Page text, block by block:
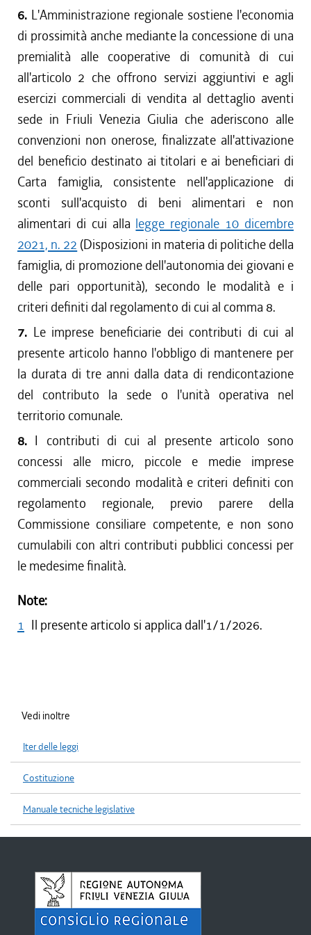
6. L'Amministrazione regionale sostiene l'economia
di prossimità anche mediante la concessione di una
premialità alle cooperative di comunità di cui
all'articolo 2 che offrono servizi aggiuntivi e agli
esercizi commerciali di vendita al dettaglio aventi
sede in Friuli Venezia Giulia che aderiscono alle
convenzioni non onerose, finalizzate all'attivazione
del beneficio destinato ai titolari e ai beneficiari di
Carta famiglia, consistente nell'applicazione di
sconti sull'acquisto di beni alimentari e non
alimentari di cui alla legge regionale 10 dicembre
2021, n. 22 (Disposizioni in materia di politiche della
famiglia, di promozione dell'autonomia dei giovani e
delle pari opportunità), secondo le modalità e i
criteri definiti dal regolamento di cui al comma 8.
7. Le imprese beneficiarie dei contributi di cui al
presente articolo hanno l'obbligo di mantenere per
la durata di tre anni dalla data di rendicontazione
del contributo la sede o l'unità operativa nel
territorio comunale.
8. I contributi di cui al presente articolo sono
concessi alle micro, piccole e medie imprese
commerciali secondo modalità e criteri definiti con
regolamento regionale, previo parere della
Commissione consiliare competente, e non sono
cumulabili con altri contributi pubblici concessi per
le medesime finalità.
Note:
1 Il presente articolo si applica dall'1/1/2026.
Vedi inoltre
Iter delle leggi
Costituzione
Manuale tecniche legislative